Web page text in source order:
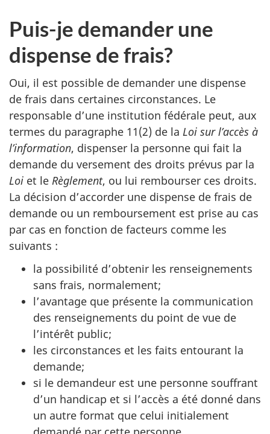
Puis-je demander une
dispense de frais?
Oui, il est possible de demander une dispense
de frais dans certaines circonstances. Le
responsable d’une institution fédérale peut, aux
termes du paragraphe 11(2) de la Loi sur l’accès à
l’information, dispenser la personne qui fait la
demande du versement des droits prévus par la
Loi et le Règlement, ou lui rembourser ces droits.
La décision d’accorder une dispense de frais de
demande ou un remboursement est prise au cas
par cas en fonction de facteurs comme les
suivants :
la possibilité d’obtenir les renseignements
sans frais, normalement;
l’avantage que présente la communication
des renseignements du point de vue de
l’intérêt public;
les circonstances et les faits entourant la
demande;
si le demandeur est une personne souffrant
d’un handicap et si l’accès a été donné dans
un autre format que celui initialement